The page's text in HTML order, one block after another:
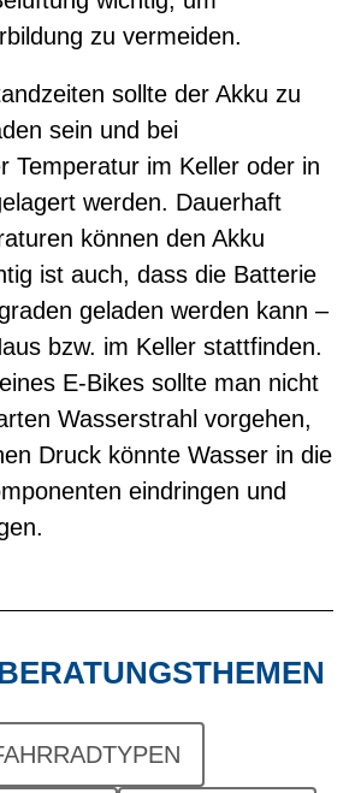
zu vermeiden.
sollte der Akku zu
sein und bei
Temperatur im Keller oder in
werden. Dauerhaft
können den Akku
ist auch, dass die Batterie
geladen werden kann –
bzw. im Keller stattfinden.
E-Bikes sollte man nicht
Wasserstrahl vorgehen,
Druck könnte Wasser in die
eindringen und